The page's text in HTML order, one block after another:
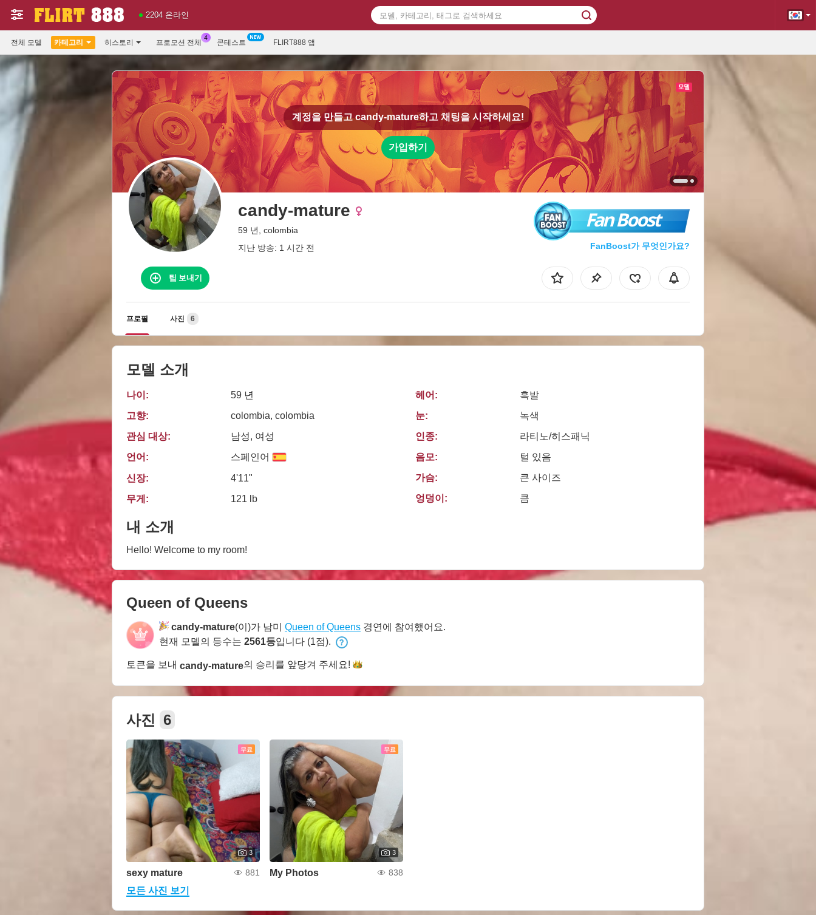
2204 온라인
전체 모델 카테고리 히스토리 프로모션 전체 콘테스트 FLIRT888 앱
계정을 만들고candy-mature하고 채팅을 시작하세요!
가입하기
candy-mature
59 년, colombia
지난 방송: 1 시간 전
Fan Boost
FanBoost가 무엇인가요?
팁 보내기
프로필 사진 6
모델 소개
나이:
59 년
고향:
colombia, colombia
관심 대상:
남성, 여성
언어:
스페인어
신장:
4'11"
무게:
121 lb
헤어:
흑발
눈:
녹색
인종:
라티노/히스패닉
음모:
털 있음
가슴:
큰 사이즈
엉덩이:
큼
내 소개
Hello! Welcome to my room!
Queen of Queens
candy-mature(이)가 남미 Queen of Queens 경연에 참여했어요.
현재 모델의 등수는 2561등입니다 (1점).
토큰을 보내 candy-mature의 승리를 앞당겨 주세요!
사진 6
무료
3
sexy mature 881
무료
3
My Photos 838
모든 사진 보기